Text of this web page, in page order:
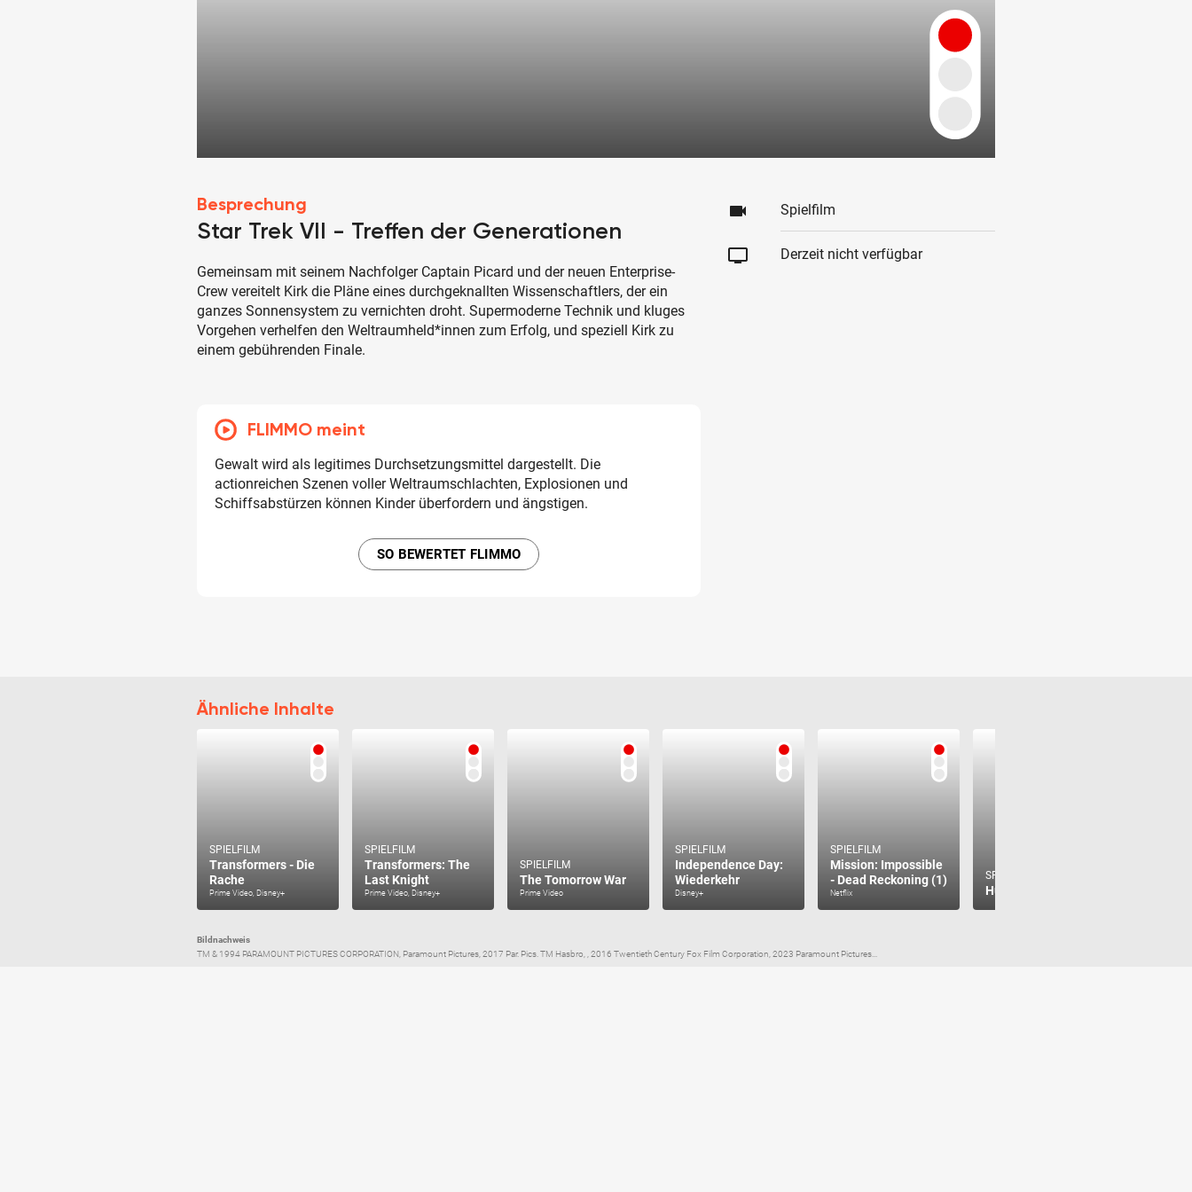
Besprechung
Star Trek VII - Treffen der Generationen
Gemeinsam mit seinem Nachfolger Captain Picard und der neuen Enterprise-
Crew vereitelt Kirk die Pläne eines durchgeknallten Wissenschaftlers, der ein
ganzes Sonnensystem zu vernichten droht. Supermoderne Technik und kluges
Vorgehen verhelfen den Weltraumheld*innen zum Erfolg, und speziell Kirk zu
einem gebührenden Finale.
FLIMMO meint
Gewalt wird als legitimes Durchsetzungsmittel dargestellt. Die
actionreichen Szenen voller Weltraumschlachten, Explosionen und
Schiffsabstürzen können Kinder überfordern und ängstigen.
SO BEWERTET FLIMMO
videocam Spielfilm
tv Derzeit nicht verfügbar
Ähnliche Inhalte
SPIELFILM
Transformers - Die
Rache
Prime Video, Disney+
SPIELFILM
Transformers: The
Last Knight
Prime Video, Disney+
SPIELFILM
The Tomorrow War
Prime Video
SPIELFILM
Independence Day:
Wiederkehr
Disney+
SPIELFILM
Mission: Impossible
- Dead Reckoning (1)
Netflix
SPIELFILM
Hunter Killer
Bildnachweis
TM & 1994 PARAMOUNT PICTURES CORPORATION, Paramount Pictures, 2017 Par. Pics. TM Hasbro, , 2016 Twentieth Century Fox Film Corporation, 2023 Paramount Pictures...